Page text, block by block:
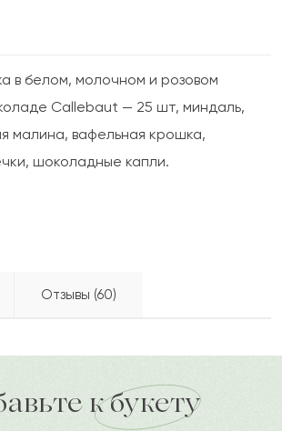
в белом, молочном и розовом
Callebaut — 25 шт, миндаль,
малина, вафельная крошка,
шоколадные капли.
Отзывы (60)
в течение часа
2022-10-03
2022-08-12
к букету